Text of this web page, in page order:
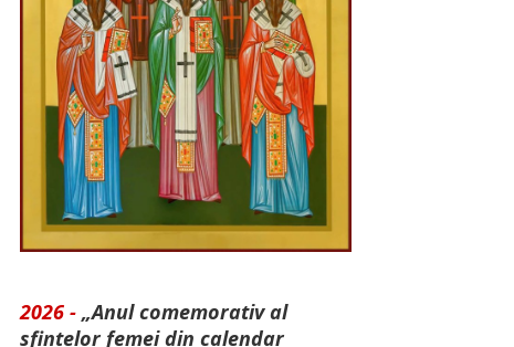
2026 - „Anul comemorativ al
sfintelor femei din calendar